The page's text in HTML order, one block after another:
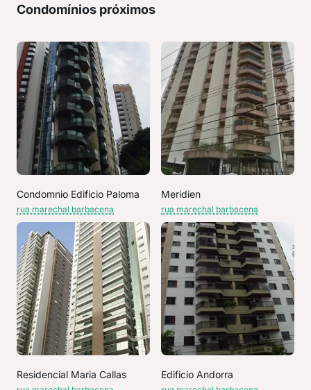
Condomínios próximos
Condomnio Edificio Paloma
rua marechal barbacena
Meridien
rua marechal barbacena
Residencial Maria Callas Edificio Andorra